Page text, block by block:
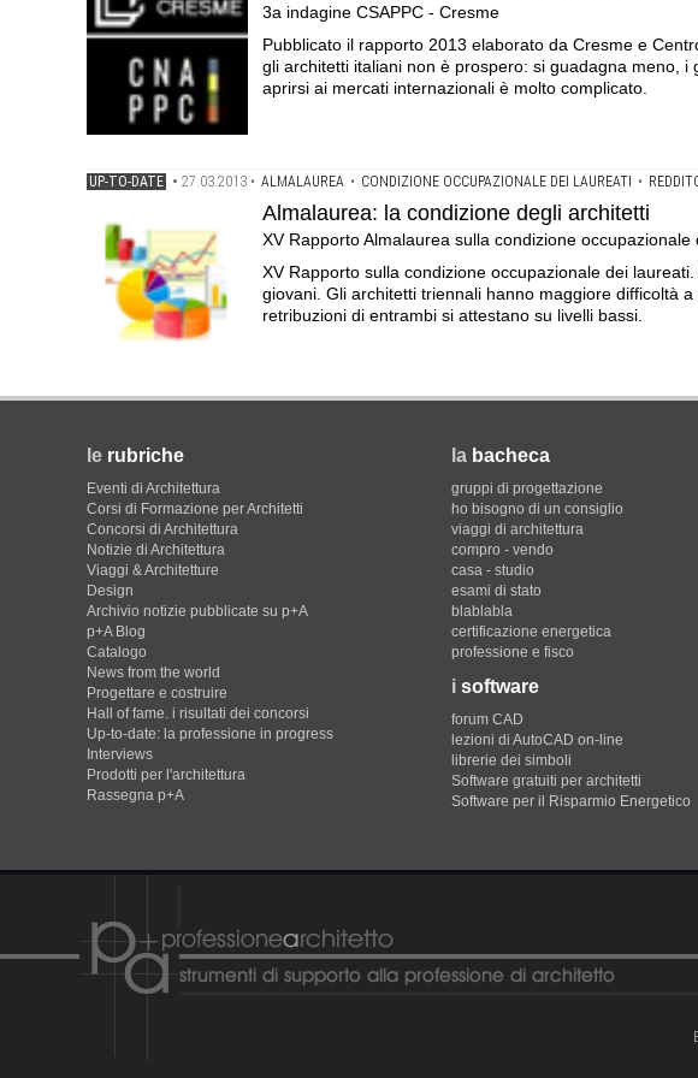
3a indagine CSAPPC - Cresme
Pubblicato il rapporto 2013 elaborato da Cresme e
gli architetti italiani non è prospero: si guadagna meno,
aprirsi ai mercati internazionali è molto complicato.
UP-TO-DATE • 27.03.2013 • ALMALAUREA • CONDIZIONE OCCUPAZIONALE DEI LAUREATI •
Almalaurea: la condizione degli architetti
XV Rapporto Almalaurea sulla condizione occupazionale
XV Rapporto sulla condizione occupazionale dei
giovani. Gli architetti triennali hanno maggiore difficoltà
retribuzioni di entrambi si attestano su livelli bassi.
le rubriche
Eventi di Architettura
Corsi di Formazione per Architetti
Concorsi di Architettura
Notizie di Architettura
Viaggi & Architetture
Design
Archivio notizie pubblicate su p+A
p+A Blog
Catalogo
News from the world
Progettare e costruire
Hall of fame. i risultati dei concorsi
Up-to-date: la professione in progress
Interviews
Prodotti per l'architettura
Rassegna p+A
la bacheca
gruppi di progettazione
ho bisogno di un consiglio
viaggi di architettura
compro - vendo
casa - studio
esami di stato
blablabla
certificazione energetica
professione e fisco
i software
forum CAD
lezioni di AutoCAD on-line
librerie dei simboli
Software gratuiti per architetti
Software per il Risparmio Energetico